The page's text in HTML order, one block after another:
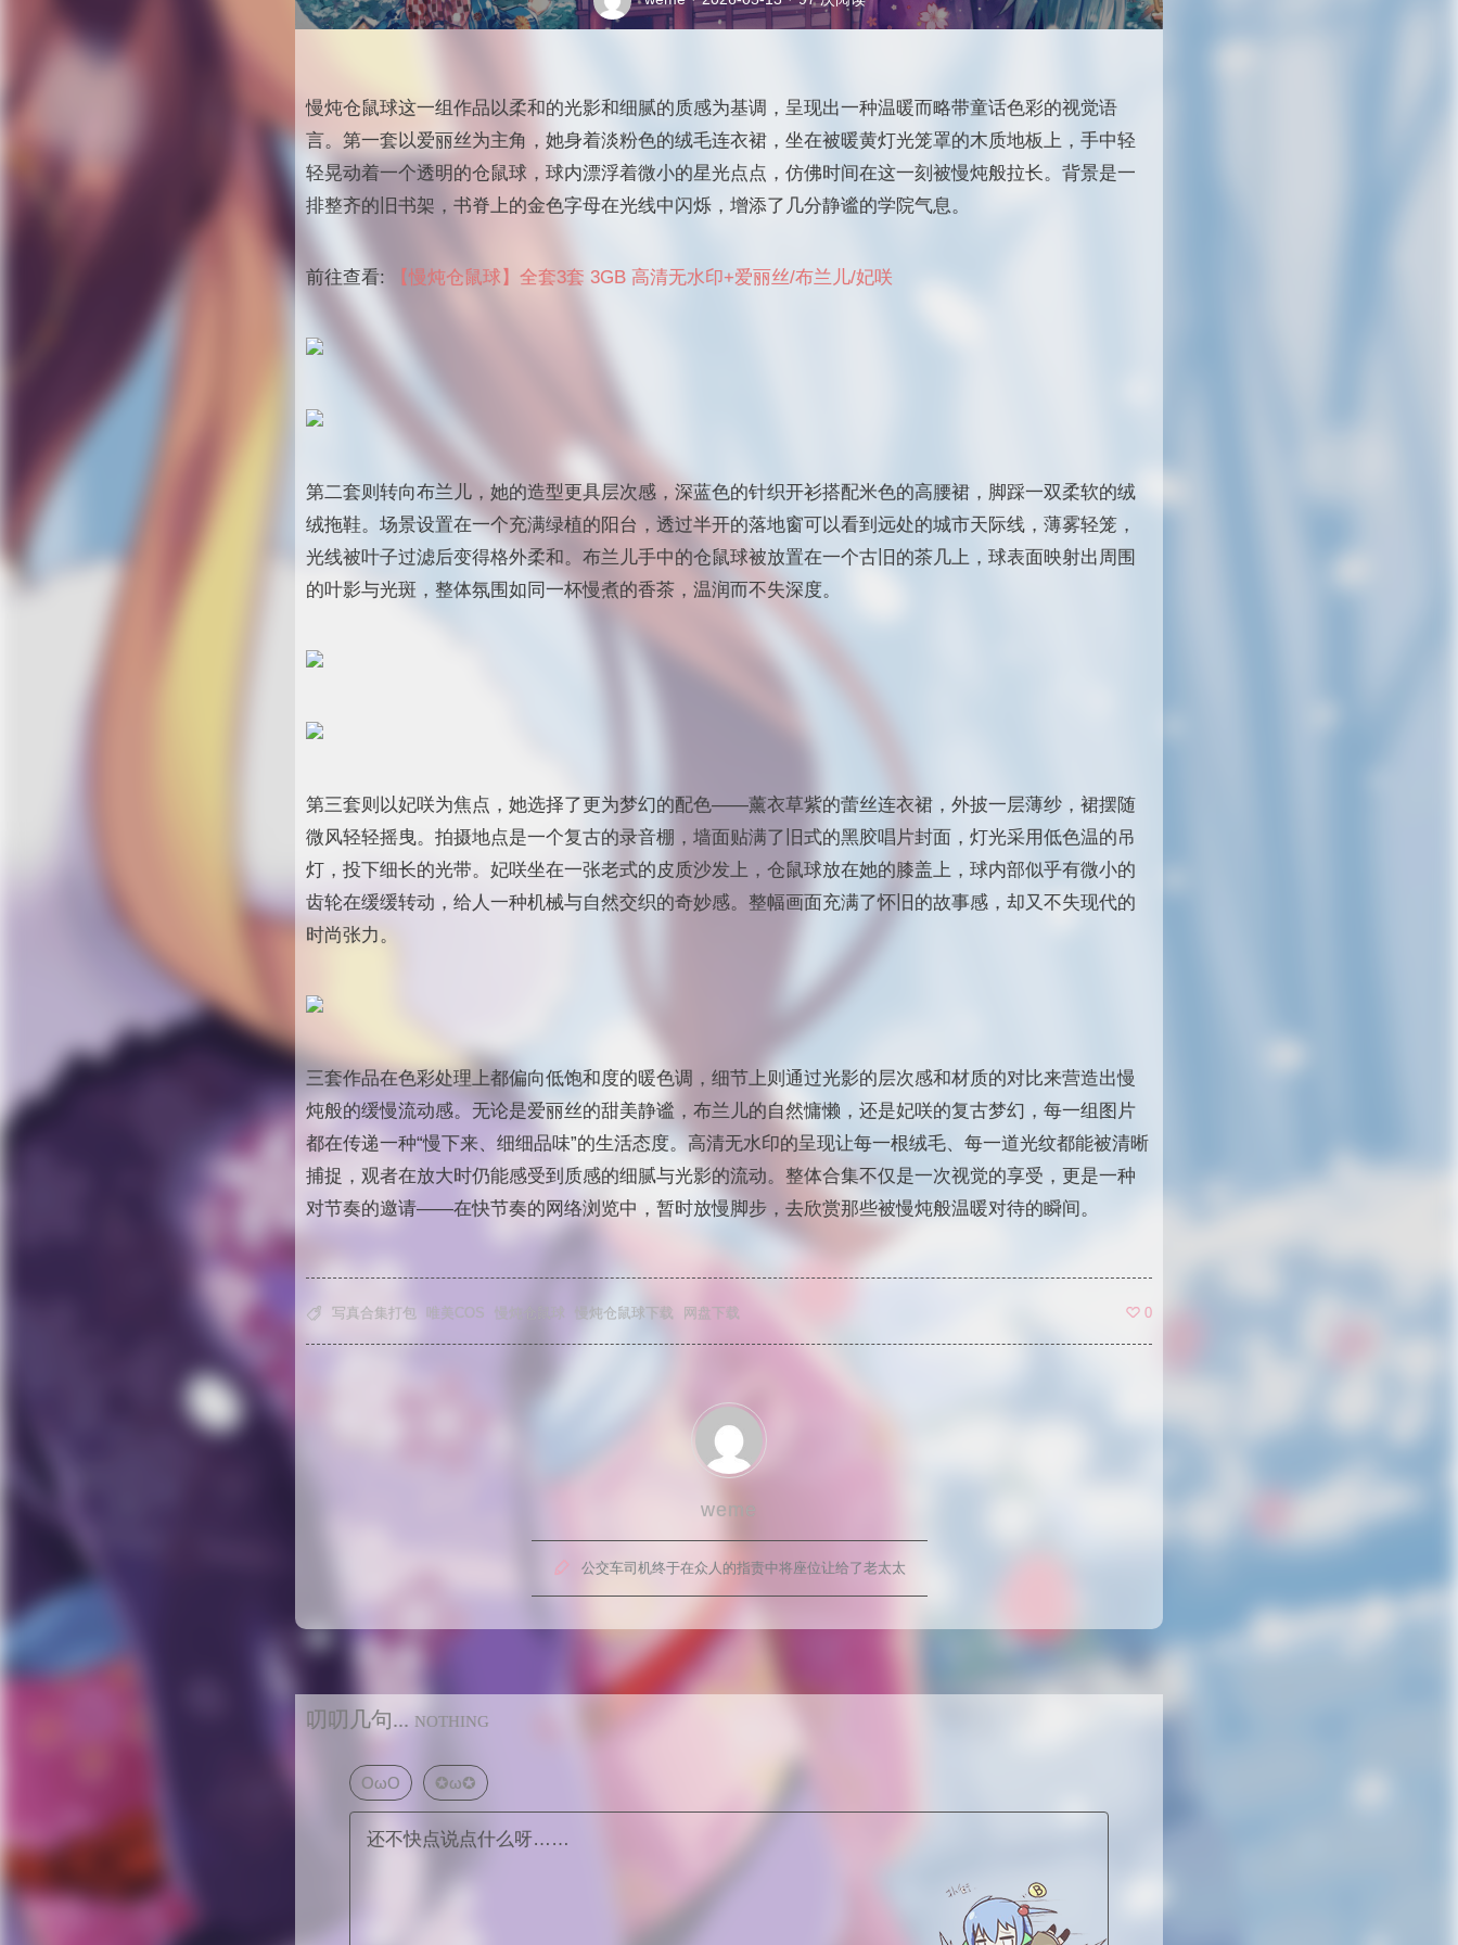
慢炖仓鼠球这一组作品以柔和的光影和细腻的质感为基调，呈现出一种温暖而略带童话色彩的视觉语
言。第一套以爱丽丝为主角，她身着淡粉色的绒毛连衣裙，坐在被暖黄灯光笼罩的木质地板上，手中轻
轻晃动着一个透明的仓鼠球，球内漂浮着微小的星光点点，仿佛时间在这一刻被慢炖般拉长。背景是一
排整齐的旧书架，书脊上的金色字母在光线中闪烁，增添了几分静谧的学院气息。
前往查看: 【慢炖仓鼠球】全套3套 3GB 高清无水印+爱丽丝/布兰儿/妃咲
第二套则转向布兰儿，她的造型更具层次感，深蓝色的针织开衫搭配米色的高腰裙，脚踩一双柔软的绒
绒拖鞋。场景设置在一个充满绿植的阳台，透过半开的落地窗可以看到远处的城市天际线，薄雾轻笼，
光线被叶子过滤后变得格外柔和。布兰儿手中的仓鼠球被放置在一个古旧的茶几上，球表面映射出周围
的叶影与光斑，整体氛围如同一杯慢煮的香茶，温润而不失深度。
第三套则以妃咲为焦点，她选择了更为梦幻的配色——薰衣草紫的蕾丝连衣裙，外披一层薄纱，裙摆随
微风轻轻摇曳。拍摄地点是一个复古的录音棚，墙面贴满了旧式的黑胶唱片封面，灯光采用低色温的吊
灯，投下细长的光带。妃咲坐在一张老式的皮质沙发上，仓鼠球放在她的膝盖上，球内部似乎有微小的
齿轮在缓缓转动，给人一种机械与自然交织的奇妙感。整幅画面充满了怀旧的故事感，却又不失现代的
时尚张力。
三套作品在色彩处理上都偏向低饱和度的暖色调，细节上则通过光影的层次感和材质的对比来营造出慢
炖般的缓慢流动感。无论是爱丽丝的甜美静谧，布兰儿的自然慵懒，还是妃咲的复古梦幻，每一组图片
都在传递一种“慢下来、细细品味”的生活态度。高清无水印的呈现让每一根绒毛、每一道光纹都能被清晰
捕捉，观者在放大时仍能感受到质感的细腻与光影的流动。整体合集不仅是一次视觉的享受，更是一种
对节奏的邀请——在快节奏的网络浏览中，暂时放慢脚步，去欣赏那些被慢炖般温暖对待的瞬间。
 写真合集打包 唯美COS 慢炖仓鼠球 慢炖仓鼠球下载 网盘下载  0
weme
 公交车司机终于在众人的指责中将座位让给了老太太
叨叨几句... NOTHING
OωO ✪ω✪